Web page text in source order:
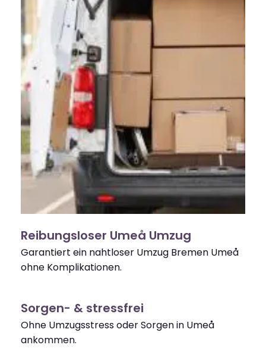
Reibungsloser Umeå Umzug
Garantiert ein nahtloser Umzug Bremen Umeå
ohne Komplikationen.
Sorgen- & stressfrei
Ohne Umzugsstress oder Sorgen in Umeå
ankommen.